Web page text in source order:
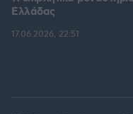
Ελλάδας
17.06.2026, 22:51